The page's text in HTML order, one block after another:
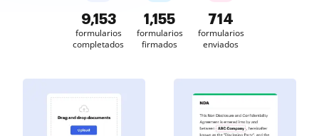
9,155
formularios
completados
1,155
formularios
firmados
714
formularios
enviados